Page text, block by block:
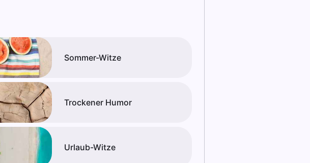
Sommer-Witze
Trockener Humor
Urlaub-Witze